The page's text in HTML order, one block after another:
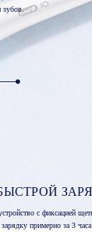
зубов.
с фиксацией
примерно за 3 часа.